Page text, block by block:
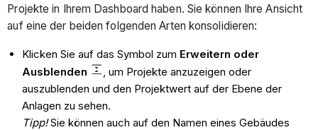
Projekte in Ihrem Dashboard haben. Sie können Ihre Ansicht
auf eine der beiden folgenden Arten konsolidieren:
Klicken Sie auf das Symbol zum Erweitern oder
Ausblenden
, um Projekte anzuzeigen oder
auszublenden und den Projektwert auf der Ebene der
Anlagen zu sehen.
Tipp!Sie können auch auf den Namen eines Gebäudes